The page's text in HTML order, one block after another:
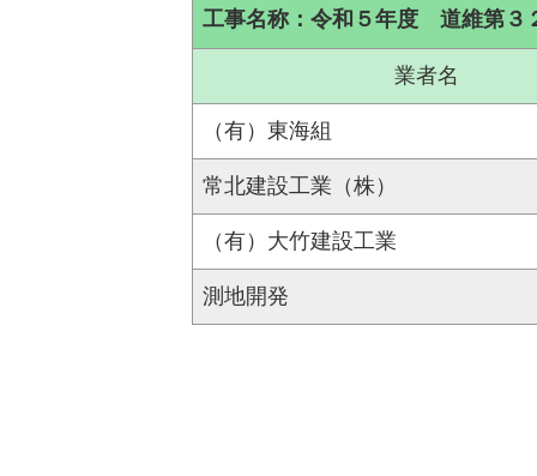
工事名称：令和５年度 道維第３
業者名
（有）東海組
常北建設工業（株）
（有）大竹建設工業
測地開発